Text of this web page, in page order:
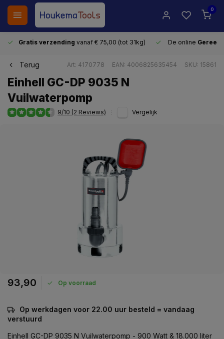
0
Gratis verzending vanaf € 75,00 (tot 31kg) De online
Terug Art: 4170778 EAN: 4006825635454 SKU: 15861
Einhell GC-DP 9035 N
Vuilwaterpomp
9/10 (2 Reviews) Vergelijk
93,90 Op voorraad
Op werkdagen voor 22.00 uur besteld = vandaag
verstuurd
Einhell GC-DP 9035 N Vuilwaterpomp - 900 Watt & 18.000 liter